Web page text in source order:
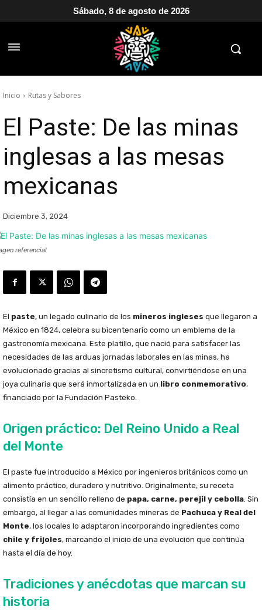
Sábado, 8 de agosto de 2026
Inicio Rutas y Sabores
El Paste: De las minas
inglesas a las mesas
mexicanas
Diciembre 3, 2024
referencial
El paste, un legado culinario de los mineros ingleses que llegaron a
México en 1824, celebra su bicentenario como un emblema de la
gastronomía mexicana. Este platillo, que nació para satisfacer las
necesidades de las arduas jornadas laborales en las minas, ha
evolucionado gracias al sincretismo cultural, convirtiéndose en una
joya culinaria que será inmortalizada en un libro conmemorativo,
financiado por la Fundación Pasteko.
Origen práctico: Del Reino Unido a Real
del Monte
El paste fue introducido a México por ingenieros británicos como un
alimento práctico, duradero y nutritivo. Originalmente, su receta
consistía en un sencillo relleno de papa, carne, perejil y cebolla. Sin
embargo, al llegar a las comunidades mineras de Pachuca y Real del
Monte, los locales lo adaptaron incorporando ingredientes como
chile y frijoles, marcando el inicio de una evolución que continúa
hasta el día de hoy.
Tradiciones y anécdotas que marcan su
historia